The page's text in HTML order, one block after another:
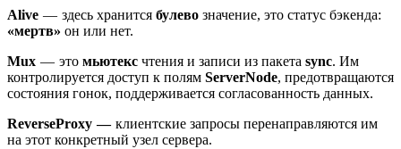
Alive — здесь хранится булево значение, это статус бэкенда:
«мертв» он или нет.
Mux — это мьютекс чтения и записи из пакета sync. Им
контролируется доступ к полям ServerNode, предотвращаются
состояния гонок, поддерживается согласованность данных.
ReverseProxy — клиентские запросы перенаправляются им
на этот конкретный узел сервера.